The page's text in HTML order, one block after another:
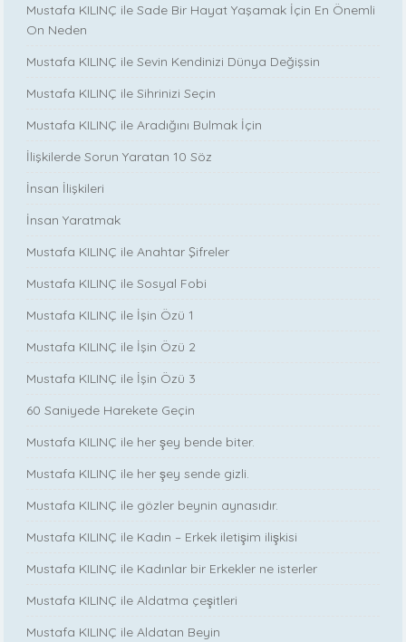
Mustafa KILINÇ ile Sade Bir Hayat Yaşamak İçin En Önemli
On Neden
Mustafa KILINÇ ile Sevin Kendinizi Dünya Değişsin
Mustafa KILINÇ ile Sihrinizi Seçin
Mustafa KILINÇ ile Aradığını Bulmak İçin
İlişkilerde Sorun Yaratan 10 Söz
İnsan İlişkileri
İnsan Yaratmak
Mustafa KILINÇ ile Anahtar Şifreler
Mustafa KILINÇ ile Sosyal Fobi
Mustafa KILINÇ ile İşin Özü 1
Mustafa KILINÇ ile İşin Özü 2
Mustafa KILINÇ ile İşin Özü 3
60 Saniyede Harekete Geçin
Mustafa KILINÇ ile her şey bende biter.
Mustafa KILINÇ ile her şey sende gizli.
Mustafa KILINÇ ile gözler beynin aynasıdır.
Mustafa KILINÇ ile Kadın – Erkek iletişim ilişkisi
Mustafa KILINÇ ile Kadınlar bir Erkekler ne isterler
Mustafa KILINÇ ile Aldatma çeşitleri
Mustafa KILINÇ ile Aldatan Beyin